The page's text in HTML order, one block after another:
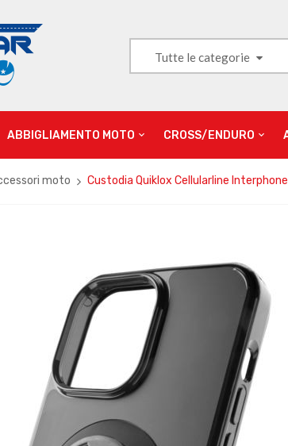
Tutte le categorie
ABBIGLIAMENTO MOTO CROSS/ENDURO
moto Custodia Quiklox Cellularline